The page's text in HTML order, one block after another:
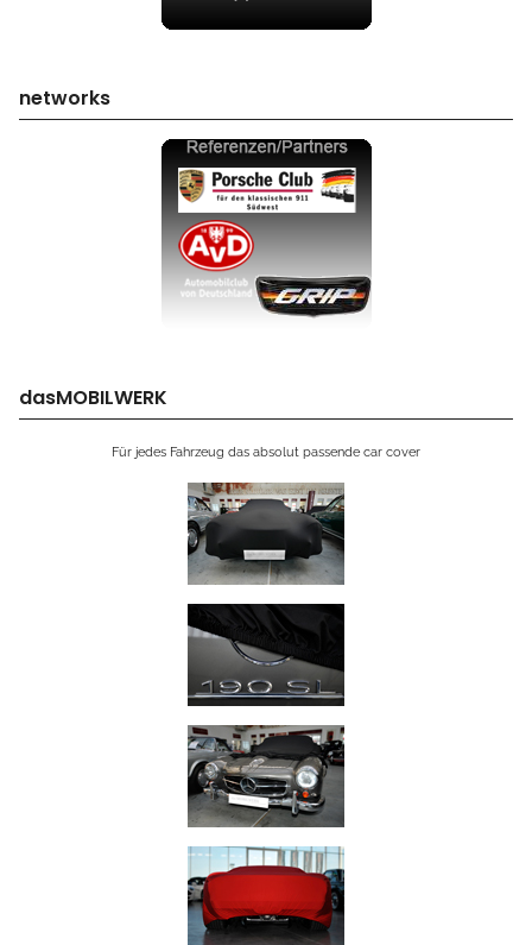
networks
dasMOBILWERK
Für jedes Fahrzeug das absolut passende car cover